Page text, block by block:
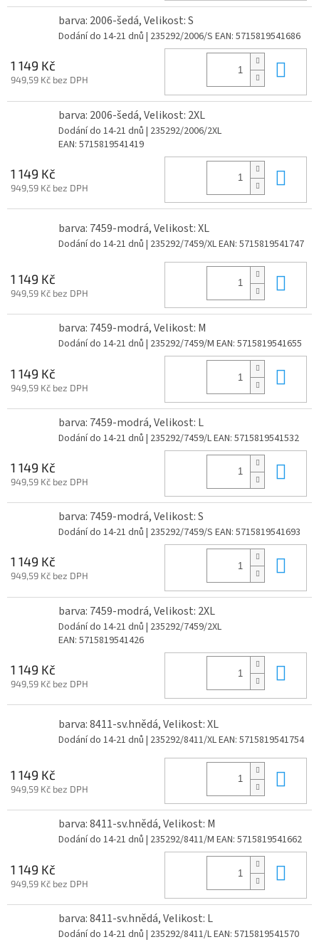
barva: 2006-šedá, Velikost: S
Dodání do 14-21 dnů | 235292/2006/S EAN: 5715819541686
1 149 Kč
949,59 Kč bez DPH
barva: 2006-šedá, Velikost: 2XL
Dodání do 14-21 dnů | 235292/2006/2XL
EAN: 5715819541419
1 149 Kč
949,59 Kč bez DPH
barva: 7459-modrá, Velikost: XL
Dodání do 14-21 dnů | 235292/7459/XLEAN: 5715819541747
1 149 Kč
949,59 Kč bez DPH
barva: 7459-modrá, Velikost: M
Dodání do 14-21 dnů | 235292/7459/M EAN: 5715819541655
1 149 Kč
949,59 Kč bez DPH
barva: 7459-modrá, Velikost: L
Dodání do 14-21 dnů | 235292/7459/LEAN: 5715819541532
1 149 Kč
949,59 Kč bez DPH
barva: 7459-modrá, Velikost: S
Dodání do 14-21 dnů | 235292/7459/S EAN: 5715819541693
1 149 Kč
949,59 Kč bez DPH
barva: 7459-modrá, Velikost: 2XL
Dodání do 14-21 dnů | 235292/7459/2XL
EAN: 5715819541426
1 149 Kč
949,59 Kč bez DPH
barva: 8411-sv.hnědá, Velikost: XL
Dodání do 14-21 dnů | 235292/8411/XLEAN: 5715819541754
1 149 Kč
949,59 Kč bez DPH
barva: 8411-sv.hnědá, Velikost: M
Dodání do 14-21 dnů | 235292/8411/M EAN: 5715819541662
1 149 Kč
949,59 Kč bez DPH
barva: 8411-sv.hnědá, Velikost: L
Dodání do 14-21 dnů | 235292/8411/LEAN: 5715819541570